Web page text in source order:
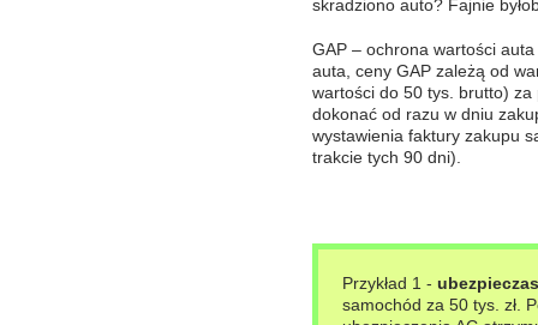
skradziono auto? Fajnie
GAP – ochrona wartości
auta, ceny GAP zależą od
wartości do 50 tys. brutto) za
dokonać od razu w dniu
wystawienia faktury zakupu
trakcie tych 90 dni).
Przykład 1 -
samochód za 50 tys. zł.